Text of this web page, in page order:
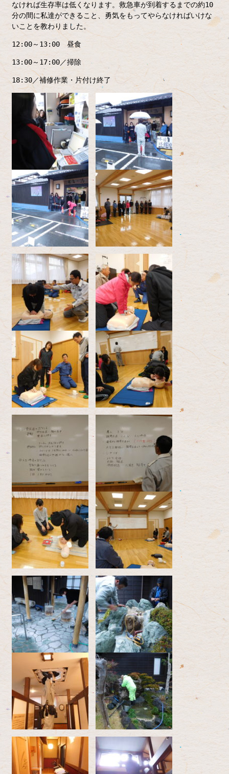
なければ生存率は低くなります。救急車が到着するまでの約10
分の間に私達ができること、勇気をもってやらなければいけな
いことを教わりました。
12:00～13:00 昼食
13:00～17:00／掃除
18:30／補修作業・片付け終了